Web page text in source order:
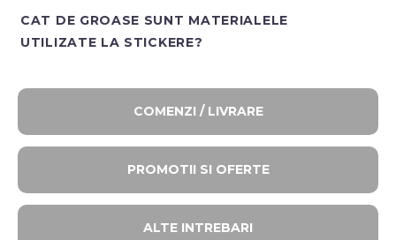
CAT DE GROASE SUNT MATERIALELE
UTILIZATE LA STICKERE?
COMENZI / LIVRARE
PROMOTII SI OFERTE​
ALTE INTREBARI​